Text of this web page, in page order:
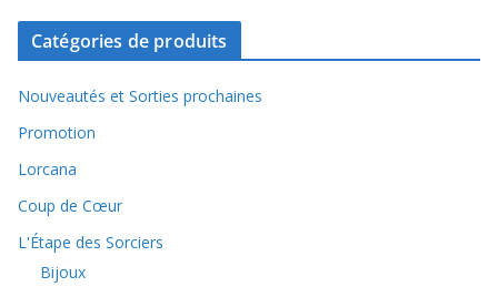
Catégories de produits
Nouveautés et Sorties prochaines
Promotion
Lorcana
Coup de Cœur
L'Étape des Sorciers
Bijoux